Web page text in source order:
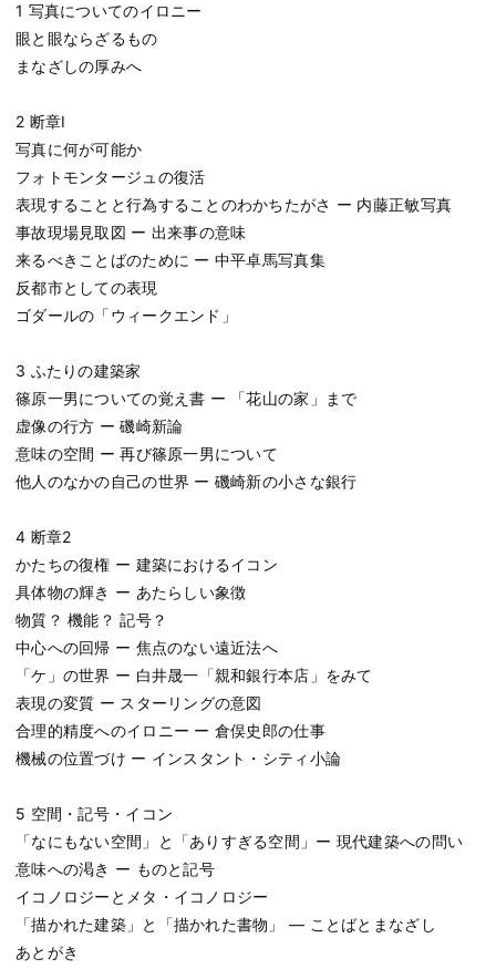
1 写真についてのイロニー
眼と眼ならざるもの
まなざしの厚みへ
2 断章I
写真に何が可能か
フォトモンタージュの復活
表現することと行為することのわかちたがさ ー 内藤正敏写真
事故現場見取図 ー 出来事の意味
来るべきことばのために ー 中平卓馬写真集
反都市としての表現
ゴダールの「ウィークエンド」
3 ふたりの建築家
篠原一男についての覚え書 ー 「花山の家」まで
虚像の行方 ー 磯崎新論
意味の空間 ー 再び篠原一男について
他人のなかの自己の世界 ー 磯崎新の小さな銀行
4 断章2
かたちの復権 ー 建築におけるイコン
具体物の輝き ー あたらしい象徴
物質？ 機能？ 記号？
中心への回帰 ー 焦点のない遠近法へ
「ケ」の世界 ー 白井晟一「親和銀行本店」をみて
表現の変質 ー スターリングの意図
合理的精度へのイロニー ー 倉俣史郎の仕事
機械の位置づけ ー インスタント・シティ小論
5 空間・記号・イコン
「なにもない空間」と「ありすぎる空間」ー 現代建築への問い
意味への渇き ー ものと記号
イコノロジーとメタ・イコノロジー
「描かれた建築」と「描かれた書物」 ― ことばとまなざし
あとがき